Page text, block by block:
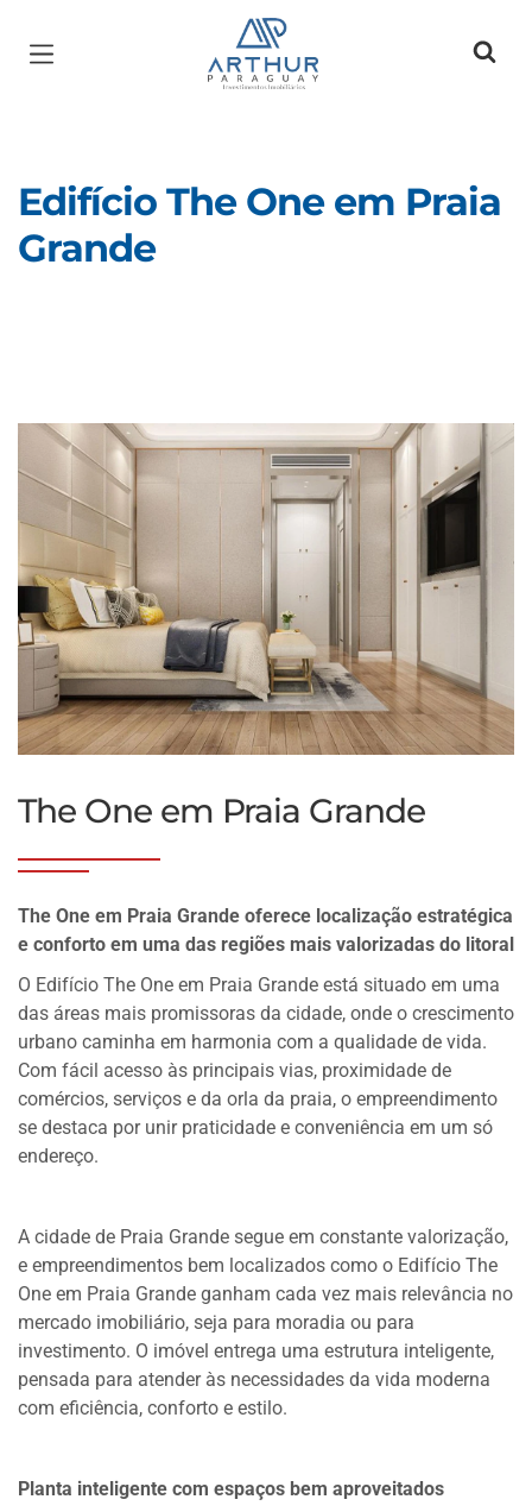
Página inicial
Edifício The One em Praia
Grande
The One em Praia Grande
The One em Praia Grande oferece localização estratégica
e conforto em uma das regiões mais valorizadas do litoral
O Edifício The One em Praia Grande está situado em uma
das áreas mais promissoras da cidade, onde o crescimento
urbano caminha em harmonia com a qualidade de vida.
Com fácil acesso às principais vias, proximidade de
comércios, serviços e da orla da praia, o empreendimento
se destaca por unir praticidade e conveniência em um só
endereço.
A cidade de Praia Grande segue em constante valorização,
e empreendimentos bem localizados como o Edifício The
One em Praia Grande ganham cada vez mais relevância no
mercado imobiliário, seja para moradia ou para
investimento. O imóvel entrega uma estrutura inteligente,
pensada para atender às necessidades da vida moderna
com eficiência, conforto e estilo.
Planta inteligente com espaços bem aproveitados